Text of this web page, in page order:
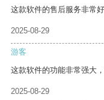
这款软件的售后服务非常
2025-08-29
游客
这款软件的功能非常强大
2025-08-29